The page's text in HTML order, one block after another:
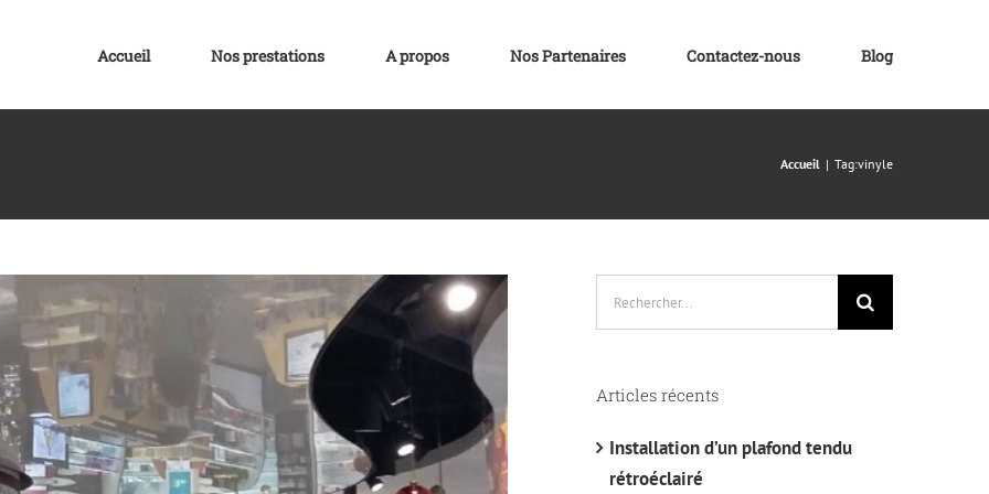
Accueil Nos prestations A propos Nos Partenaires Contactez-nous Blog
Accueil Tag:vinyle
Articles récents
Installation d’un plafond tendu
rétroéclairé